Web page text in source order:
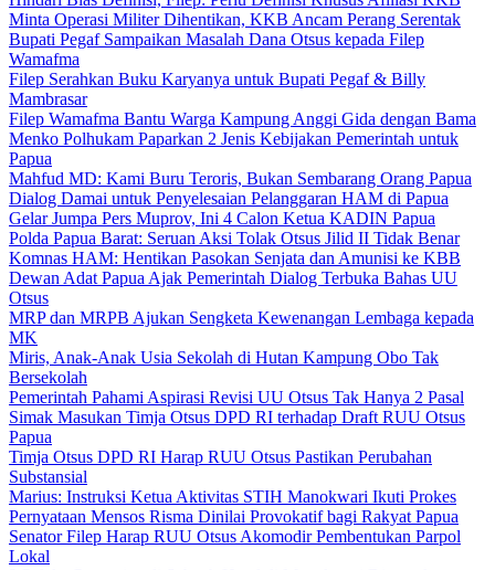
Minta Operasi Militer Dihentikan, KKB Ancam Perang Serentak
Bupati Pegaf Sampaikan Masalah Dana Otsus kepada Filep
Wamafma
Filep Serahkan Buku Karyanya untuk Bupati Pegaf & Billy
Mambrasar
Filep Wamafma Bantu Warga Kampung Anggi Gida dengan Bama
Menko Polhukam Paparkan 2 Jenis Kebijakan Pemerintah untuk
Papua
Mahfud MD: Kami Buru Teroris, Bukan Sembarang Orang Papua
Dialog Damai untuk Penyelesaian Pelanggaran HAM di Papua
Gelar Jumpa Pers Muprov, Ini 4 Calon Ketua KADIN Papua
Polda Papua Barat: Seruan Aksi Tolak Otsus Jilid II Tidak Benar
Komnas HAM: Hentikan Pasokan Senjata dan Amunisi ke KBB
Dewan Adat Papua Ajak Pemerintah Dialog Terbuka Bahas UU
Otsus
MRP dan MRPB Ajukan Sengketa Kewenangan Lembaga kepada
MK
Miris, Anak-Anak Usia Sekolah di Hutan Kampung Obo Tak
Bersekolah
Pemerintah Pahami Aspirasi Revisi UU Otsus Tak Hanya 2 Pasal
Simak Masukan Timja Otsus DPD RI terhadap Draft RUU Otsus
Papua
Timja Otsus DPD RI Harap RUU Otsus Pastikan Perubahan
Substansial
Marius: Instruksi Ketua Aktivitas STIH Manokwari Ikuti Prokes
Pernyataan Mensos Risma Dinilai Provokatif bagi Rakyat Papua
Senator Filep Harap RUU Otsus Akomodir Pembentukan Parpol
Lokal